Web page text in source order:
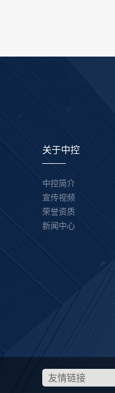
关于中控
中控简介
宣传视频
荣誉资质
新闻中心
友情链接